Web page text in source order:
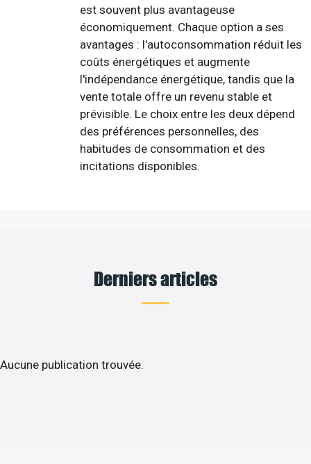
est souvent plus avantageuse
économiquement. Chaque option a ses
avantages : l'autoconsommation réduit les
coûts énergétiques et augmente
l'indépendance énergétique, tandis que la
vente totale offre un revenu stable et
prévisible. Le choix entre les deux dépend
des préférences personnelles, des
habitudes de consommation et des
incitations disponibles.
Derniers articles
Aucune publication trouvée.